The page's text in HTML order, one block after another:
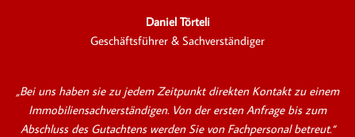
Daniel Törteli
Geschäftsführer & Sachverständiger
„Bei uns haben sie zu jedem Zeitpunkt direkten Kontakt zu einem
Immobiliensachverständigen. Von der ersten Anfrage bis zum
Abschluss des Gutachtens werden Sie von Fachpersonal betreut.“